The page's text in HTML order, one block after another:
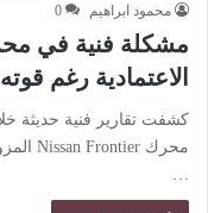
محمود ابراهيم 0
الاعتمادية رغم قوته